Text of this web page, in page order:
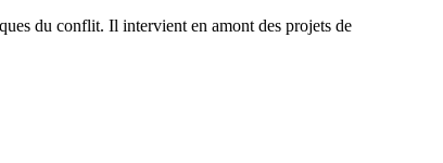
du conflit. Il intervient en amont des projets de